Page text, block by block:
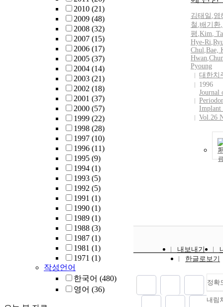
2010 (21)
2009 (48)
2008 (32)
2007 (15)
2006 (17)
2005 (37)
2004 (14)
2003 (21)
2002 (18)
2001 (37)
2000 (57)
1999 (22)
1998 (28)
1997 (10)
1996 (11)
1995 (9)
1994 (1)
1993 (5)
1992 (5)
1991 (1)
1990 (1)
1989 (1)
1988 (3)
1987 (1)
1981 (1)
1971 (1)
작성언어
한국어 (480)
영어 (36)
김태일 ,염
철 ,배기환,
평 ,Kim,
Hye-Ri,
Chul,Bae,
Hwan,
Pyoung
대한치
1996
Journal
Implant
Vol.26
내보내기
한글로보기
정확
내림